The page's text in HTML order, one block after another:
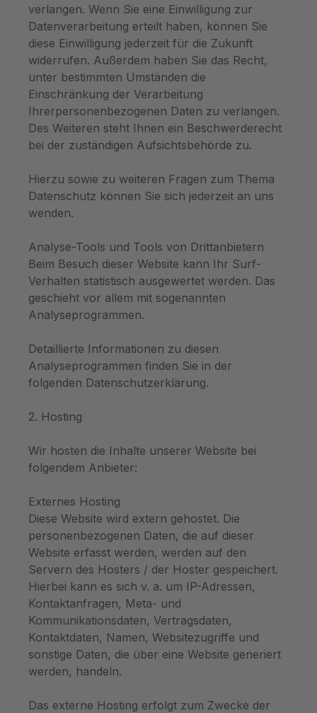
verlangen. Wenn Sie eine Einwilligung zur
Datenverarbeitung erteilt haben, können Sie
diese Einwilligung jederzeit für die Zukunft
widerrufen. Außerdem haben Sie das Recht,
unter bestimmten Umständen die
Einschränkung der Verarbeitung
Ihrerpersonenbezogenen Daten zu verlangen.
Des Weiteren steht Ihnen ein Beschwerderecht
bei der zuständigen Aufsichtsbehörde zu.
Hierzu sowie zu weiteren Fragen zum Thema
Datenschutz können Sie sich jederzeit an uns
wenden.
Analyse-Tools und Tools von Drittanbietern
Beim Besuch dieser Website kann Ihr Surf-
Verhalten statistisch ausgewertet werden. Das
geschieht vor allem mit sogenannten
Analyseprogrammen.
Detaillierte Informationen zu diesen
Analyseprogrammen finden Sie in der
folgenden Datenschutzerklärung.
2. Hosting
Wir hosten die Inhalte unserer Website bei
folgendem Anbieter:
Externes Hosting
Diese Website wird extern gehostet. Die
personenbezogenen Daten, die auf dieser
Website erfasst werden, werden auf den
Servern des Hosters / der Hoster gespeichert.
Hierbei kann es sich v. a. um IP-Adressen,
Kontaktanfragen, Meta- und
Kommunikationsdaten, Vertragsdaten,
Kontaktdaten, Namen, Websitezugriffe und
sonstige Daten, die über eine Website generiert
werden, handeln.
Das externe Hosting erfolgt zum Zwecke der